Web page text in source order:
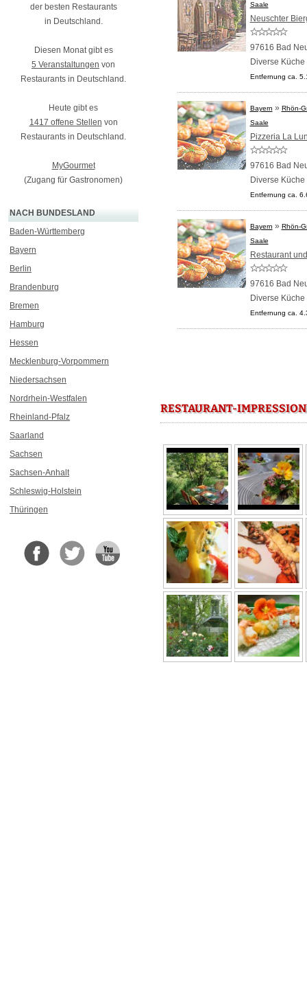
der besten Restaurants
in Deutschland.
Diesen Monat gibt es
5 Veranstaltungen von
Restaurants in Deutschland.
Heute gibt es
1417 offene Stellen von
Restaurants in Deutschland.
MyGourmet
(Zugang für Gastronomen)
NACH BUNDESLAND
Baden-Württemberg
Bayern
Berlin
Brandenburg
Bremen
Hamburg
Hessen
Mecklenburg-Vorpommern
Niedersachsen
Nordrhein-Westfalen
Rheinland-Pfalz
Saarland
Sachsen
Sachsen-Anhalt
Schleswig-Holstein
Thüringen
Saale
Neuschter
97616 Bad
Diverse Küche
Entfernung ca.
Bayern » Rhön-
Saale
Pizzeria La
97616 Bad
Diverse Küche
Entfernung ca.
Bayern » Rhön-
Saale
Restaurant
97616 Bad
Diverse Küche
Entfernung ca.
RESTAURANT-